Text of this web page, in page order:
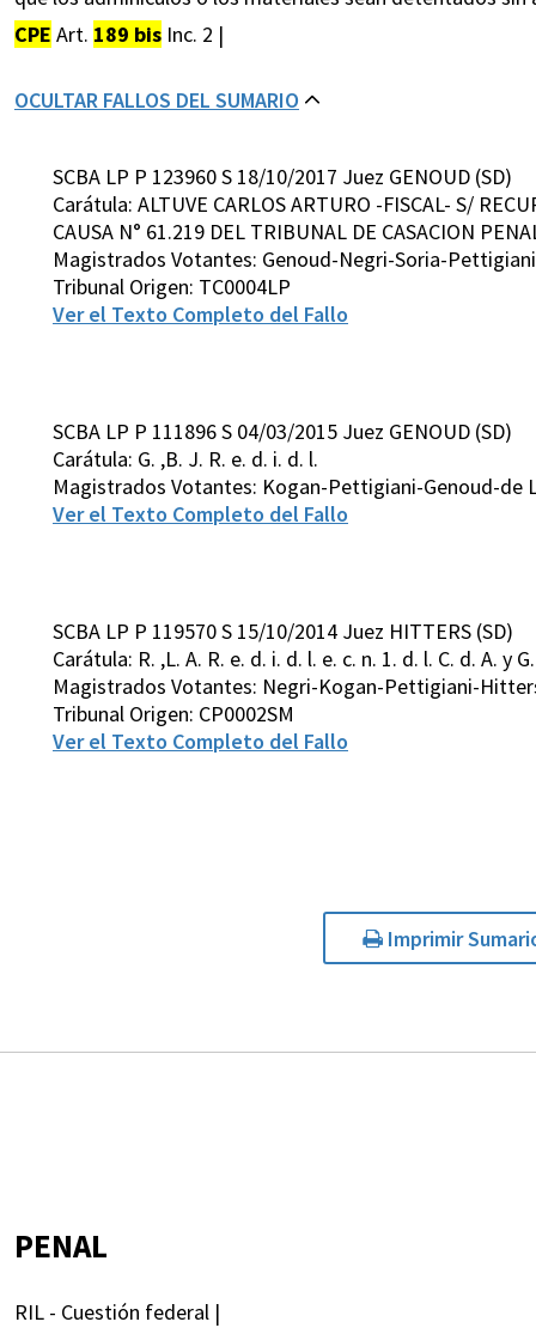
CPE Art. 189 bis Inc. 2 |
OCULTAR FALLOS DEL SUMARIO
SCBA LP P 123960 S 18/10/2017 Juez GENOUD (SD)
Carátula: ALTUVE CARLOS ARTURO -FISCAL- S/
CAUSA N° 61.219 DEL TRIBUNAL DE CASACION
Magistrados Votantes: Genoud-Negri-Soria-Pettigiani
Tribunal Origen: TC0004LP
Ver el Texto Completo del Fallo
SCBA LP P 111896 S 04/03/2015 Juez GENOUD (SD)
Carátula: G. ,B. J. R. e. d. i. d. l.
Magistrados Votantes: Kogan-Pettigiani-Genoud-de
Ver el Texto Completo del Fallo
SCBA LP P 119570 S 15/10/2014 Juez HITTERS (SD)
Carátula: R. ,L. A. R. e. d. i. d. l. e. c. n. 1. d. l. C. d. A. y
Magistrados Votantes: Negri-Kogan-Pettigiani-
Tribunal Origen: CP0002SM
Ver el Texto Completo del Fallo
Imprimir
PENAL
RIL - Cuestión federal |